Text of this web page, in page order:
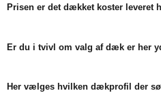
Prisen er det dækket koster leveret
Er du i tvivl om valg af dæk er her
Her vælges hvilken dækprofil der